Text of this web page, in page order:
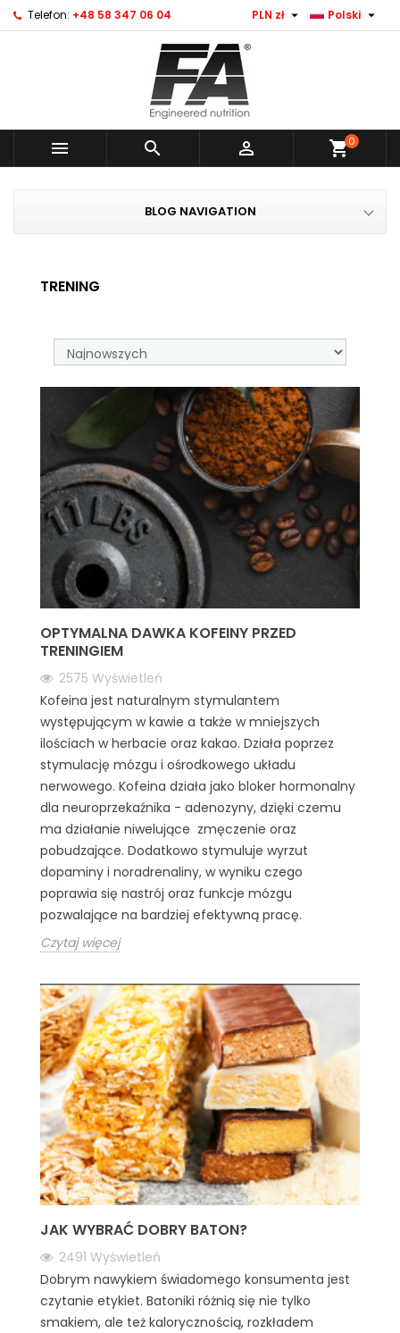
Telefon: +48 58 347 06 04 Polski 
PLN zł 
   shopping_cart0
BLOG NAVIGATION
TRENING
OPTYMALNA DAWKA KOFEINY PRZED
TRENINGIEM
2575 Wyświetleń
Kofeina jest naturalnym stymulantem
występującym w kawie a także w mniejszych
ilościach w herbacie oraz kakao. Działa poprzez
stymulację mózgu i ośrodkowego układu
nerwowego. Kofeina działa jako bloker hormonalny
dla neuroprzekaźnika - adenozyny, dzięki czemu
ma działanie niwelujące zmęczenie oraz
pobudzające. Dodatkowo stymuluje wyrzut
dopaminy i noradrenaliny, w wyniku czego
poprawia się nastrój oraz funkcje mózgu
pozwalające na bardziej efektywną pracę.
Czytaj więcej
JAK WYBRAĆ DOBRY BATON?
2491 Wyświetleń
Dobrym nawykiem świadomego konsumenta jest
czytanie etykiet. Batoniki różnią się nie tylko
smakiem, ale też kalorycznością, rozkładem